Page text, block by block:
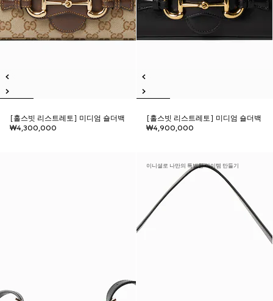
[홀스빗 리스트레토] 미디엄 숄더백
₩4,300,000
[홀스빗 리스트레토] 미디엄 숄더백
₩4,900,000
이니셜로 나만의 특별한 아이템 만들기